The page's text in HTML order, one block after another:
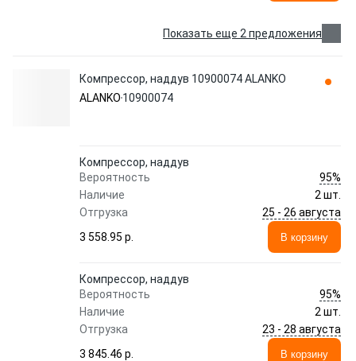
Показать еще 2 предложения
Компрессор, наддув 10900074 ALANKO
ALANKO 10900074
Компрессор, наддув
Вероятность
95%
Наличие
2 шт.
Отгрузка
25 - 26 августа
3 558.95 p.
В корзину
Компрессор, наддув
Вероятность
95%
Наличие
2 шт.
Отгрузка
23 - 28 августа
3 845.46 p.
В корзину